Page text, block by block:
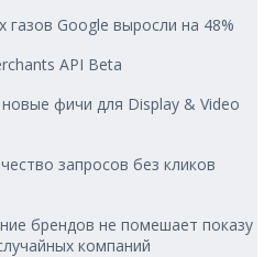
Google выросли на 48%
API Beta
фичи для Display & Video
запросов без кликов
брендов не помешает показу
компаний